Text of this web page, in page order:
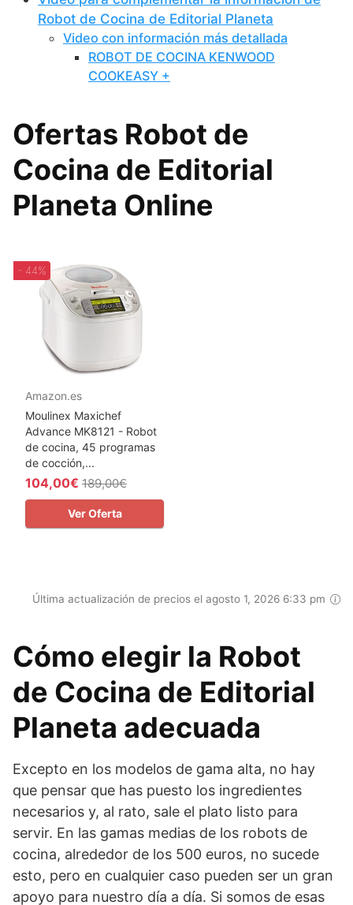
Robot de Cocina de Editorial Planeta
Video con información más detallada
ROBOT DE COCINA KENWOOD
COOKEASY +
Ofertas Robot de
Cocina de Editorial
Planeta Online
- 44%
Amazon.es
Moulinex Maxichef
Advance MK8121 - Robot
de cocina, 45 programas
de cocción,...
104,00€ 189,00€
Ver Oferta
Última actualización de precios el agosto 1, 2026 6:33 pm
Cómo elegir la Robot
de Cocina de Editorial
Planeta adecuada
Excepto en los modelos de gama alta, no hay
que pensar que has puesto los ingredientes
necesarios y, al rato, sale el plato listo para
servir. En las gamas medias de los robots de
cocina, alrededor de los 500 euros, no sucede
esto, pero en cualquier caso pueden ser un gran
apoyo para nuestro día a día. Si somos de esas